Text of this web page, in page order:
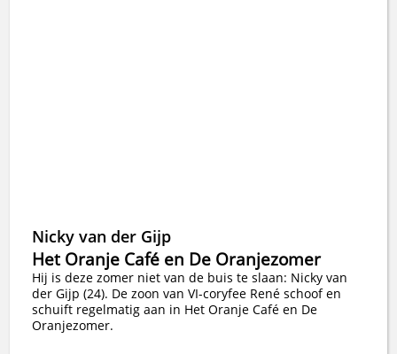
Nicky van der Gijp
Het Oranje Café en De Oranjezomer
Hij is deze zomer niet van de buis te slaan: Nicky van
der Gijp (24). De zoon van VI-coryfee René schoof en
schuift regelmatig aan in Het Oranje Café en De
Oranjezomer.